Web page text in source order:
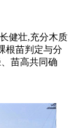
健壮,充分木质
根苗判定与分
苗高共同确